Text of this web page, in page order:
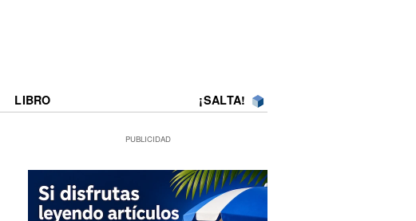
LIBRO ¡SALTA!
PUBLICIDAD